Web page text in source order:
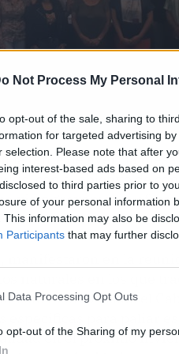
Not Process My Personal
opt-out of the sale, sharing to
for targeted advertising
selection. Please note that after
interest-based ads based on
to third parties prior to
of your personal information
This information may also be
Participants that may further
Data Processing Opt Outs
opt-out of the Sharing of my
la tarde de ayer, la
con el objetivo de
visto gravemente
en la
naturales en los que
motivo desde el
para paliar
en el próximo